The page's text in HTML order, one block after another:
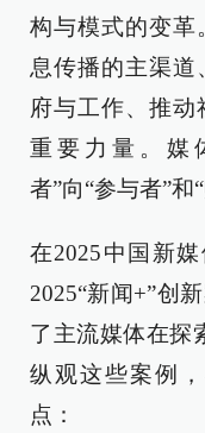
构与模式的变革
息传播的主渠道
府与工作、推动
重要力量。媒
者”向“参与者”和
在2025中国新
2025“新闻+”创
了主流媒体在探
纵观这些案例
点：